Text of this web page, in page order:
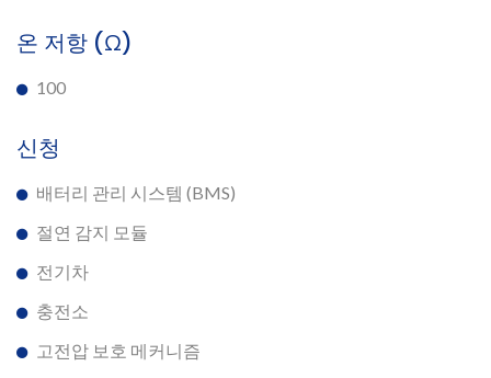
온 저항 (Ω)
100
신청
배터리 관리 시스템 (BMS)
절연 감지 모듈
전기차
충전소
고전압 보호 메커니즘